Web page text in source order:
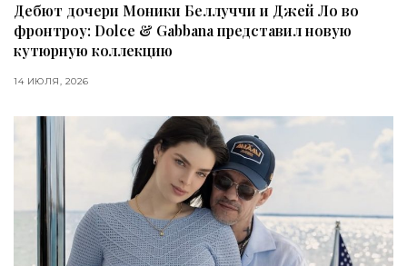
Дебют дочери Моники Беллуччи и Джей Ло во
фронтроу: Dolce & Gabbana представил новую
кутюрную коллекцию
14 ИЮЛЯ, 2026